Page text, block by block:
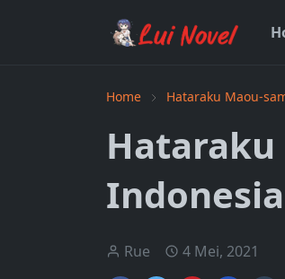
Home Hataraku Maou-
Hataraku
Rue 4 Mei, 2021